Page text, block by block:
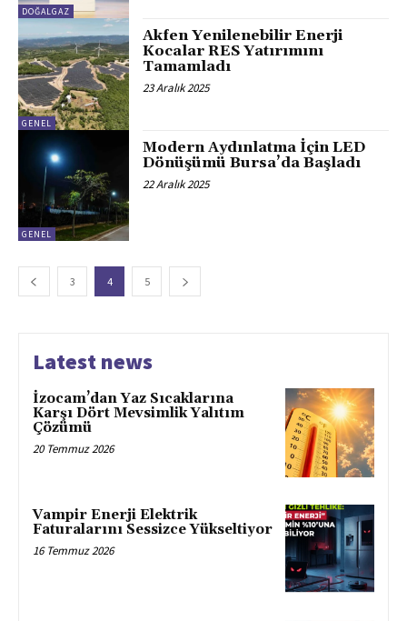
DOĞALGAZ
GENEL
Akfen Yenilenebilir Enerji
Kocalar RES Yatırımını
Tamamladı
23 Aralık 2025
GENEL
Modern Aydınlatma İçin LED
Dönüşümü Bursa’da Başladı
22 Aralık 2025
3 4 5
Latest news
İzocam’dan Yaz Sıcaklarına
Karşı Dört Mevsimlik Yalıtım
Çözümü
20 Temmuz 2026
Vampir Enerji Elektrik
Faturalarını Sessizce Yükseltiyor
16 Temmuz 2026